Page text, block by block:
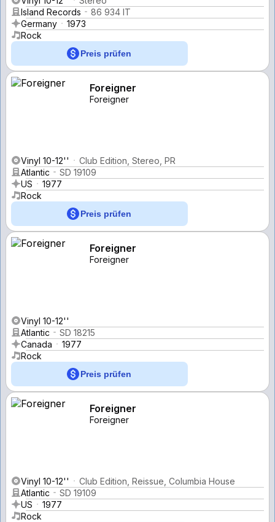
Island Records
86 934 IT
Germany
1973
Rock
Preis prüfen
Foreigner
Foreigner
Vinyl 10-12''
Club Edition, Stereo, PR
Atlantic
SD 19109
US
1977
Rock
Preis prüfen
Foreigner
Foreigner
Vinyl 10-12''
Atlantic
SD 18215
Canada
1977
Rock
Preis prüfen
Foreigner
Foreigner
Vinyl 10-12''
Club Edition, Reissue, Columbia House
Atlantic
SD 19109
US
1977
Rock